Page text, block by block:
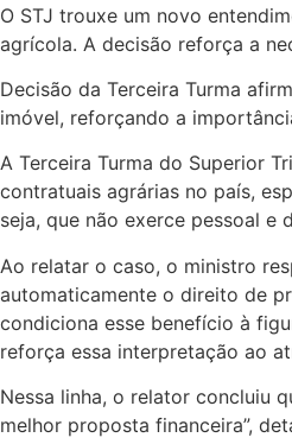
O STJ trouxe um novo
agrícola. A decisão reforça a
Decisão da Terceira Turma
imóvel, reforçando a
A Terceira Turma do Superior
contratuais agrárias no país,
seja, que não exerce pessoal
Ao relatar o caso, o ministro
automaticamente o direito de
condiciona esse benefício à
reforça essa interpretação ao
Nessa linha, o relator concluiu
melhor proposta financeira”,